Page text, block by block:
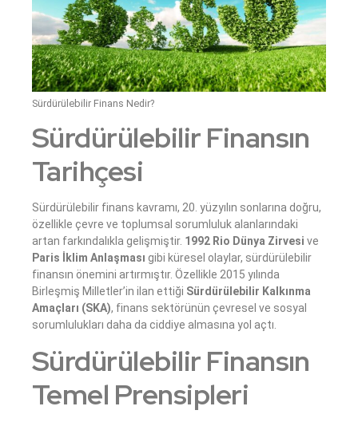
Sürdürülebilir Finans Nedir?
Sürdürülebilir Finansın
Tarihçesi
Sürdürülebilir finans kavramı, 20. yüzyılın sonlarına doğru,
özellikle çevre ve toplumsal sorumluluk alanlarındaki
artan farkındalıkla gelişmiştir. 1992 Rio Dünya Zirvesi ve
Paris İklim Anlaşması gibi küresel olaylar, sürdürülebilir
finansın önemini artırmıştır. Özellikle 2015 yılında
Birleşmiş Milletler’in ilan ettiği Sürdürülebilir Kalkınma
Amaçları (SKA), finans sektörünün çevresel ve sosyal
sorumlulukları daha da ciddiye almasına yol açtı.
Sürdürülebilir Finansın
Temel Prensipleri